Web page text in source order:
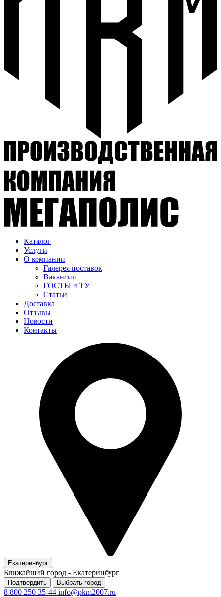
Каталог
Услуги
О компании
Галерея поставок
Вакансии
ГОСТЫ и ТУ
Статьи
Доставка
Отзывы
Новости
Контакты
Екатеринбург
Ближайший город - Екатеринбург
Подтвердить Выбрать город
8 800 250-35-44 info@pkm2007.ru